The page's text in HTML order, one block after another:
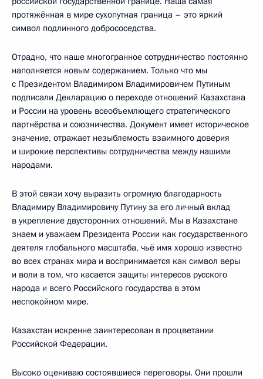
протяжённая в мире сухопутная граница – это яркий
символ подлинного добрососедства.
Отрадно, что наше многогранное сотрудничество постоянно
наполняется новым содержанием. Только что мы
с Президентом Владимиром Владимировичем Путиным
подписали Декларацию о переходе отношений Казахстана
и России на уровень всеобъемлющего стратегического
партнёрства и союзничества. Документ имеет историческое
значение, отражает незыблемость взаимного доверия
и широкие перспективы сотрудничества между нашими
народами.
В этой связи хочу выразить огромную благодарность
Владимиру Владимировичу Путину за его личный вклад
в укрепление двусторонних отношений. Мы в Казахстане
знаем и уважаем Президента России как государственного
деятеля глобального масштаба, чьё имя хорошо известно
во всех странах мира и воспринимается как символ веры
и воли в том, что касается защиты интересов русского
народа и всего Российского государства в этом
неспокойном мире.
Казахстан искренне заинтересован в процветании
Российской Федерации.
Высоко оцениваю состоявшиеся переговоры. Они прошли